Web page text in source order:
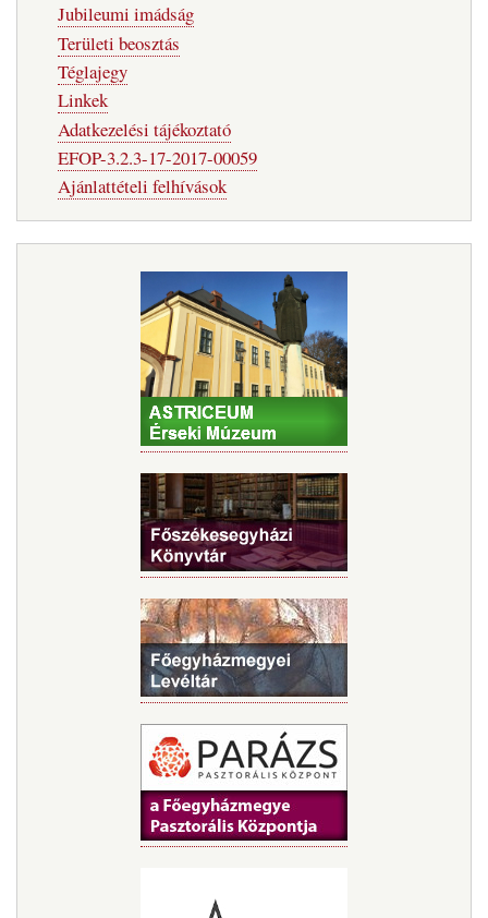
Jubileumi imádság
Területi beosztás
Téglajegy
Linkek
Adatkezelési tájékoztató
EFOP-3.2.3-17-2017-00059
Ajánlattételi felhívások